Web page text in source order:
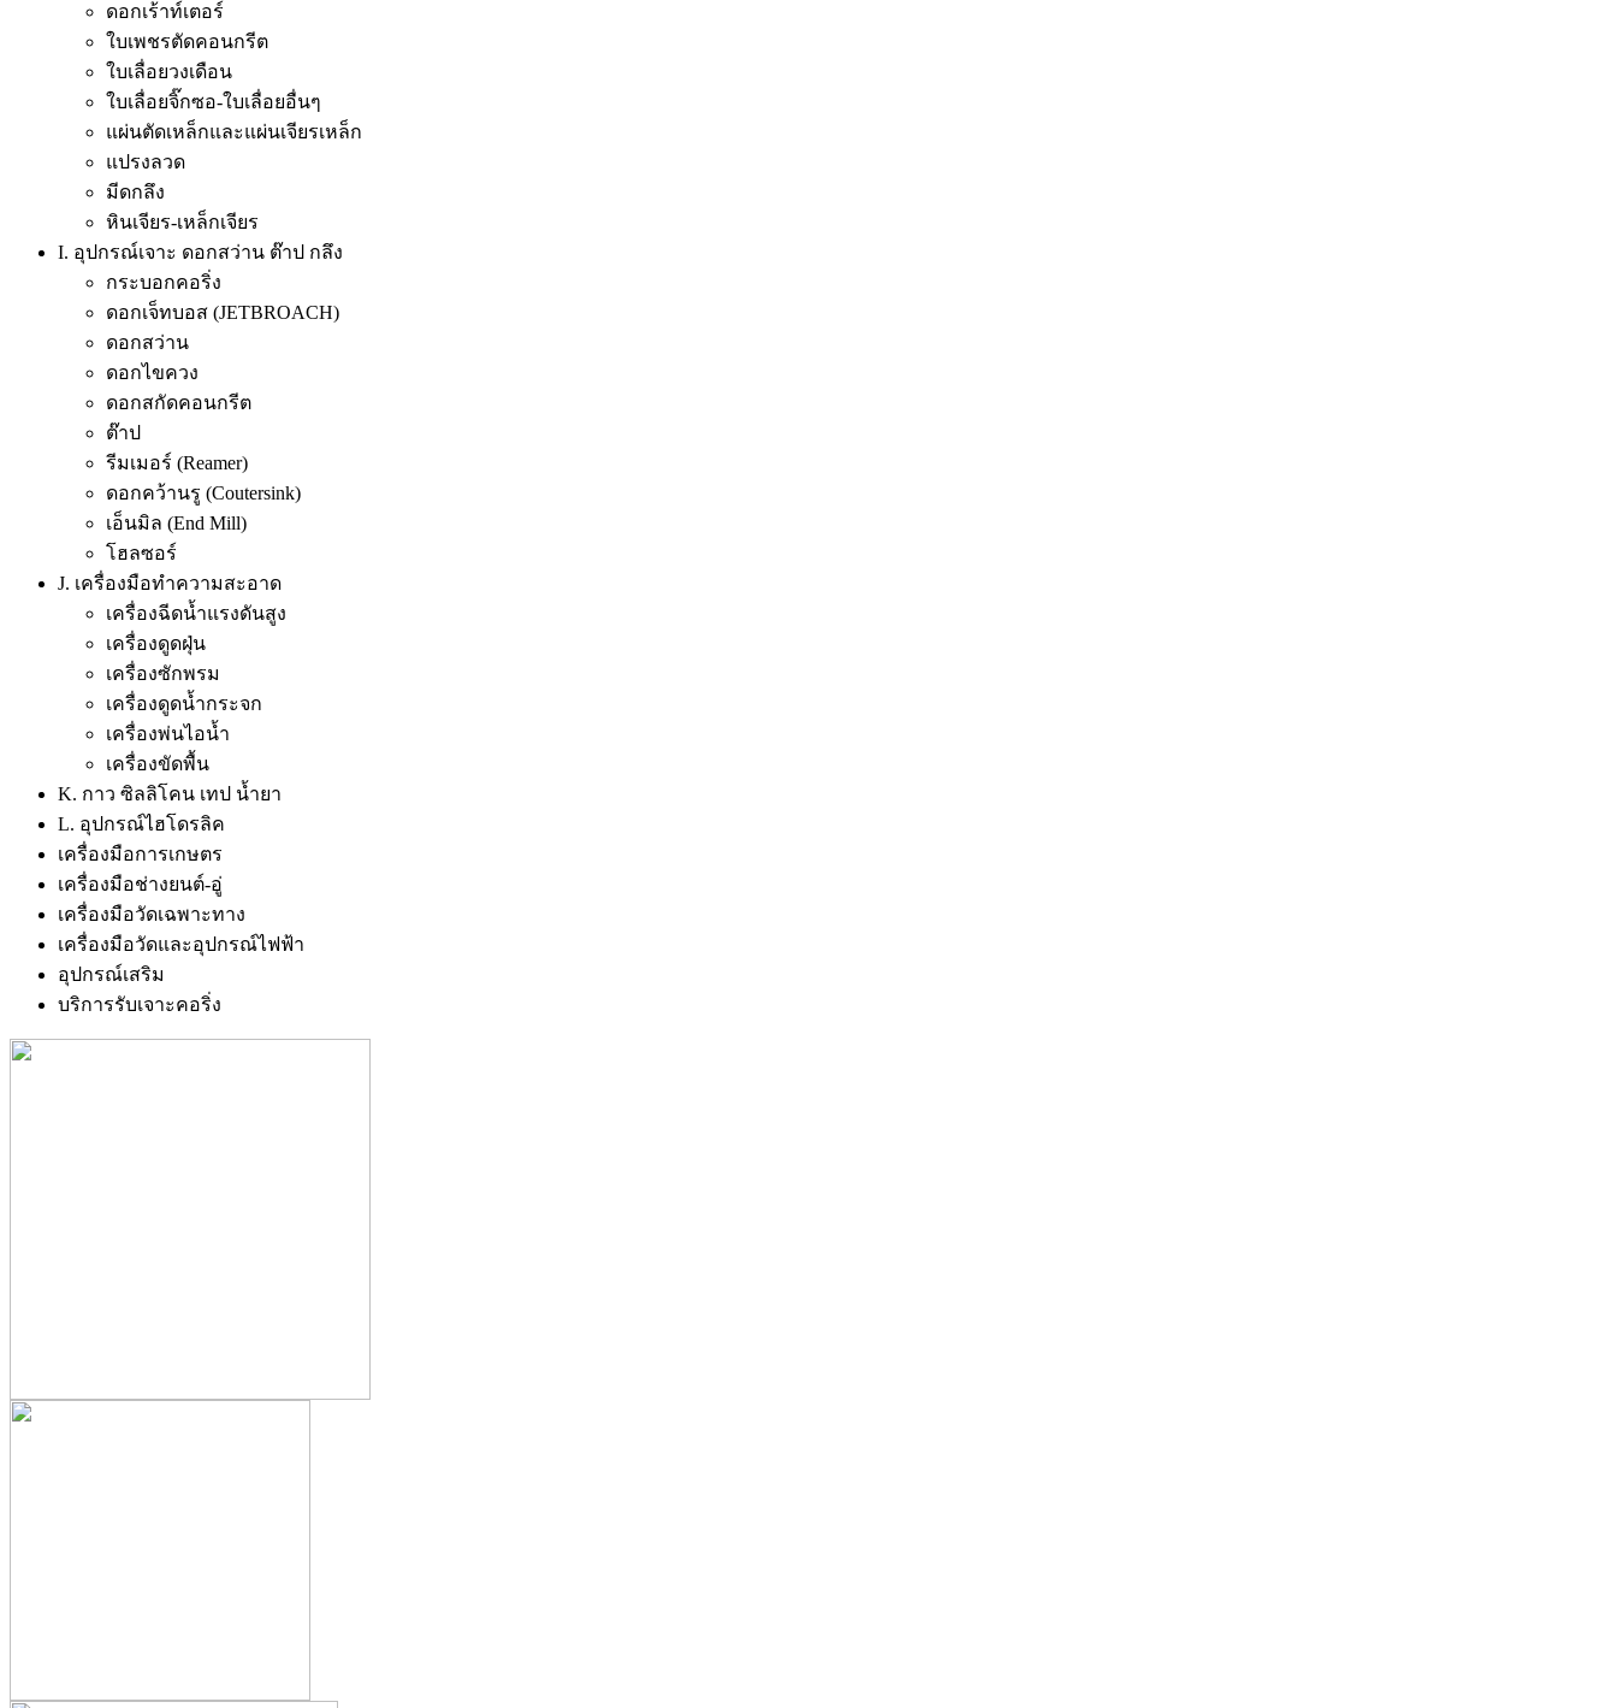
ดอกเร้าท์เตอร์
ใบเพชรตัดคอนกรีต
ใบเลื่อยวงเดือน
ใบเลื่อยจิ๊กซอ-ใบเลื่อยอื่นๆ
แผ่นตัดเหล็กและแผ่นเจียรเหล็ก
แปรงลวด
มีดกลึง
หินเจียร-เหล็กเจียร
I. อุปกรณ์เจาะ ดอกสว่าน ต๊าป กลึง
กระบอกคอริ่ง
ดอกเจ็ทบอส (JETBROACH)
ดอกสว่าน
ดอกไขควง
ดอกสกัดคอนกรีต
ต๊าป
รีมเมอร์ (Reamer)
ดอกคว้านรู (Coutersink)
เอ็นมิล (End Mill)
โฮลซอร์
J. เครื่องมือทำความสะอาด
เครื่องฉีดน้ำแรงดันสูง
เครื่องดูดฝุ่น
เครื่องซักพรม
เครื่องดูดน้ำกระจก
เครื่องพ่นไอน้ำ
เครื่องขัดพื้น
K. กาว ซิลลิโคน เทป น้ำยา
L. อุปกรณ์ไฮโดรลิค
เครื่องมือการเกษตร
เครื่องมือช่างยนต์-อู่
เครื่องมือวัดเฉพาะทาง
เครื่องมือวัดและอุปกรณ์ไฟฟ้า
อุปกรณ์เสริม
บริการรับเจาะคอริ่ง